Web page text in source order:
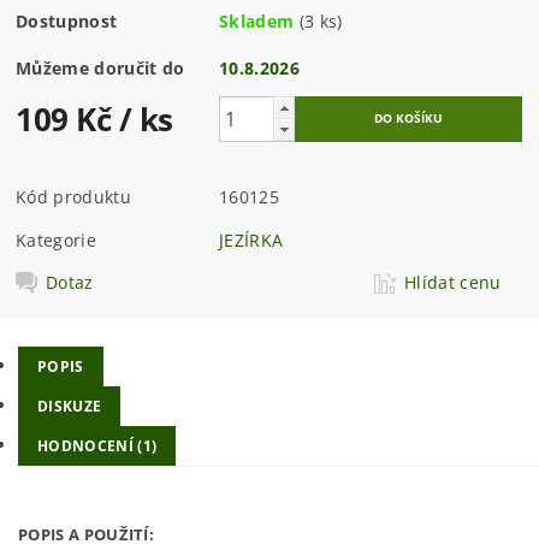
Dostupnost Skladem (3 ks)
Můžeme doručit do 10.8.2026
109 Kč/ ks
Kód produktu
160125
Kategorie
JEZÍRKA
Dotaz
Hlídat cenu
POPIS
DISKUZE
HODNOCENÍ (1)
POPIS A POUŽITÍ: